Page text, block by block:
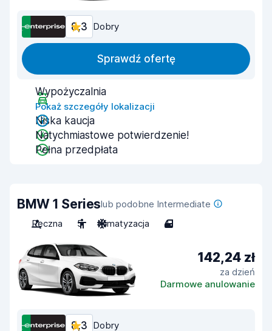
8,3 Dobry
Sprawdź ofertę
Wypożyczalnia
Pokaż szczegóły lokalizacji
Niska kaucja
Natychmiastowe potwierdzenie!
Pełna przedpłata
BMW 1 Serieslub podobne Intermediate
Ręczna
5 Klimatyzacja 4
142,24 zł
za dzień
Darmowe anulowanie
8,3 Dobry